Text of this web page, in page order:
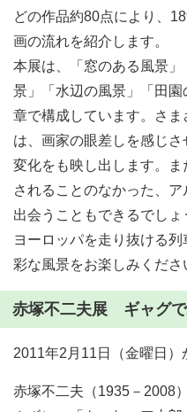
どの作品約80点により、
画の流れを紹介します。
本展は、「窓のある風景
景」「水辺の風景」「田
章で構成しています。さ
は、画家の眼差しを感じ
変化をも映し出します。
されることのなかった、
出会うこともできるでしょ
ヨーロッパを走り抜ける
彩な風景をお楽しみくださ
赤塚不二夫展 ギャグ
2011年2月11日（金曜日）
赤塚不二夫（1935－2008